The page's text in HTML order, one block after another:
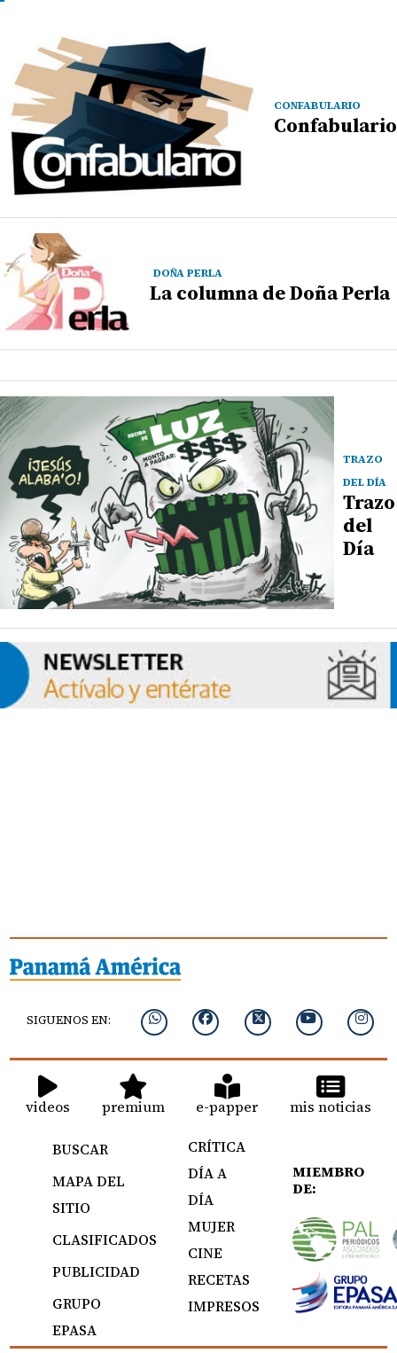
CONFABULARIO
Confabulario
DOÑA PERLA
La columna de Doña Perla
TRAZO
DEL DÍA
Trazo
del
Día
SIGUENOS EN:
videos premium e-papper mis noticias
BUSCAR
MAPA DEL
SITIO
CLASIFICADOS
PUBLICIDAD
GRUPO
EPASA
CRÍTICA
DÍA A
DÍA
MUJER
CINE
RECETAS
IMPRESOS
MIEMBRO
DE: